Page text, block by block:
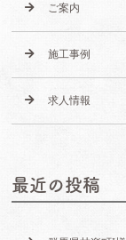
ご案内
施工事例
求人情報
最近の投稿